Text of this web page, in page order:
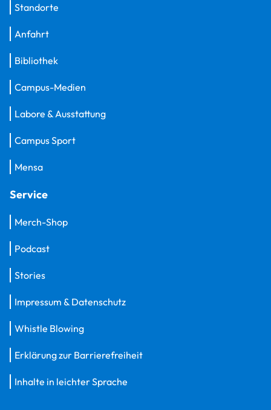
Standorte
Anfahrt
Bibliothek
Campus-Medien
Labore & Ausstattung
Campus Sport
Mensa
Service
Merch-Shop
Podcast
Stories
Impressum & Datenschutz
Whistle Blowing
Erklärung zur Barrierefreiheit
Inhalte in leichter Sprache